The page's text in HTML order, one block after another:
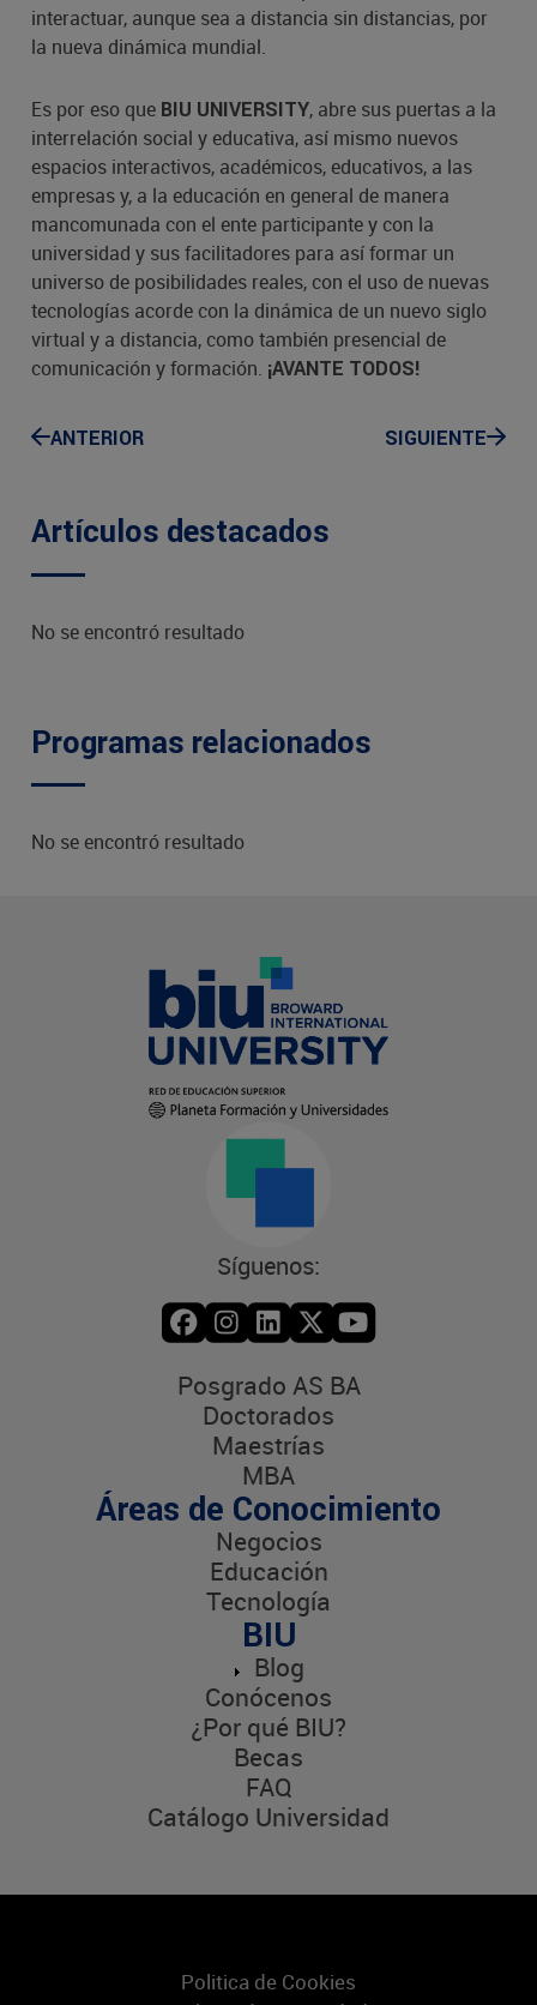
interactuar, aunque sea a distancia sin distancias, por
la nueva dinámica mundial.
Es por eso que BIU UNIVERSITY, abre sus puertas a la
interrelación social y educativa, así mismo nuevos
espacios interactivos, académicos, educativos, a las
empresas y, a la educación en general de manera
mancomunada con el ente participante y con la
universidad y sus facilitadores para así formar un
universo de posibilidades reales, con el uso de nuevas
tecnologías acorde con la dinámica de un nuevo siglo
virtual y a distancia, como también presencial de
comunicación y formación. ¡AVANTE TODOS!
ANTERIOR SIGUIENTE
Artículos destacados
No se encontró resultado
Programas relacionados
No se encontró resultado
Síguenos:
Posgrado AS BA
Doctorados
Maestrías
MBA
Áreas de Conocimiento
Negocios
Educación
Tecnología
BIU
Blog
Conócenos
¿Por qué BIU?
Becas
FAQ
Catálogo Universidad
Politica de Cookies